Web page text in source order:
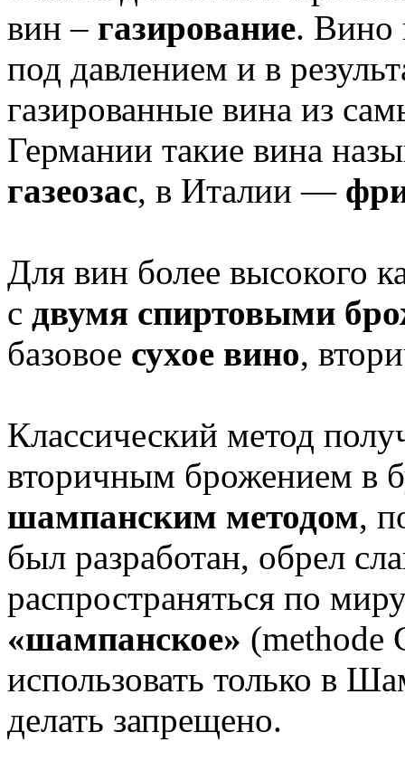
вин – газирование. Вино
под давлением и в
газированные вина из
Германии такие вина
газеозас, в Италии —
Для вин более высокого
с двумя спиртовыми
базовое сухое вино,
Классический метод
вторичным брожением в
шампанским методом,
был разработан, обрел
распространяться по
«шампанское» (methode
использовать только в
делать запрещено.